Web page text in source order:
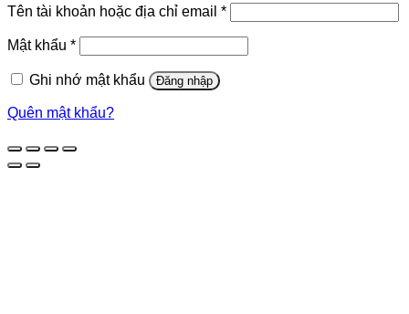
Tên tài khoản hoặc địa chỉ email *Bắt
buộc
Mật khẩu *Bắt
buộc
Ghi nhớ mật khẩu
Đăng nhập
Quên mật khẩu?